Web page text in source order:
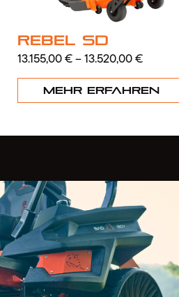
Rebel SD
13.155,00€–13.520,00€
Mehr erfahren